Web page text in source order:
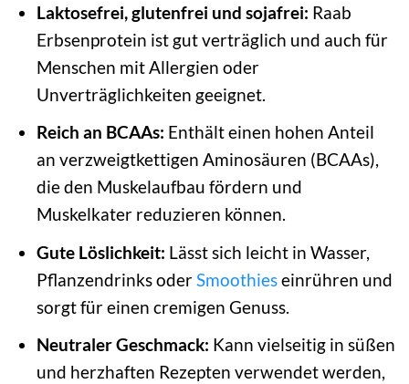
Laktosefrei, glutenfrei und sojafrei: Raab
Erbsenprotein ist gut verträglich und auch für
Menschen mit Allergien oder
Unverträglichkeiten geeignet.
Reich an BCAAs: Enthält einen hohen Anteil
an verzweigtkettigen Aminosäuren (BCAAs),
die den Muskelaufbau fördern und
Muskelkater reduzieren können.
Gute Löslichkeit: Lässt sich leicht in Wasser,
Pflanzendrinks oder Smoothieseinrühren und
sorgt für einen cremigen Genuss.
Neutraler Geschmack: Kann vielseitig in süßen
und herzhaften Rezepten verwendet werden,